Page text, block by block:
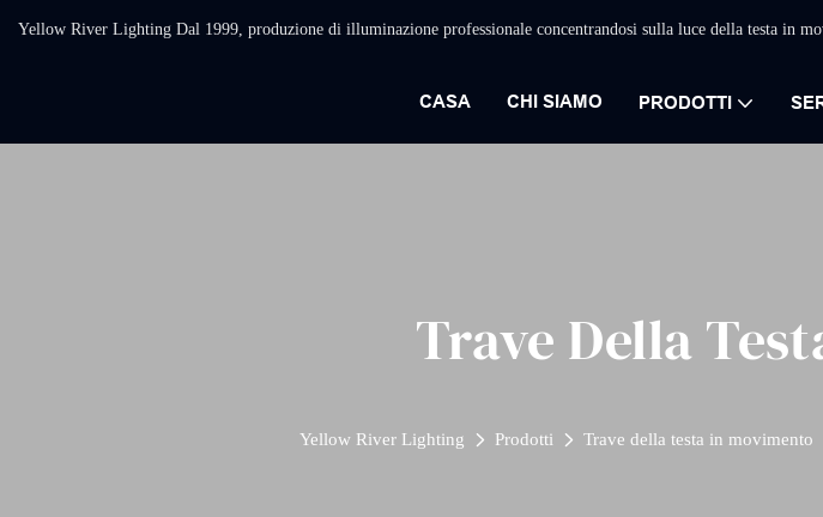
Yellow River Lighting Dal 1999, produzione di illuminazione professionale concentrandosi sulla luce della testa in
CASA CHI SIAMO PRODOTTI
Trave Della
Yellow River Lighting Prodotti Trave della testa in movimento